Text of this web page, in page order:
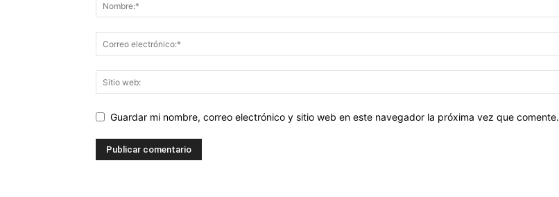
Guardar mi nombre, correo electrónico y sitio web en este navegador la próxima vez que comente.